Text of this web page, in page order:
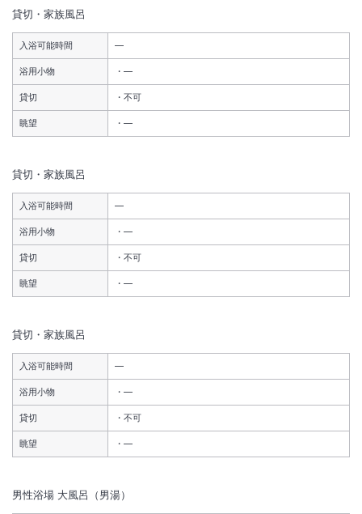
貸切・家族風呂
入浴可能時間 ―
浴用小物 ―
貸切 不可
眺望 ―
貸切・家族風呂
入浴可能時間 ―
浴用小物 ―
貸切 不可
眺望 ―
貸切・家族風呂
入浴可能時間 ―
浴用小物 ―
貸切 不可
眺望 ―
男性浴場 大風呂（男湯）